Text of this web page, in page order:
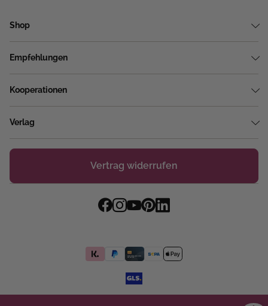
Shop
Empfehlungen
Kooperationen
Verlag
Vertrag widerrufen